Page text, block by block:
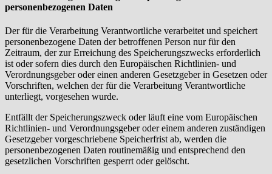
personenbezogenen Daten
Der für die Verarbeitung Verantwortliche verarbeitet und speichert
personenbezogene Daten der betroffenen Person nur für den
Zeitraum, der zur Erreichung des Speicherungszwecks erforderlich
ist oder sofern dies durch den Europäischen Richtlinien- und
Verordnungsgeber oder einen anderen Gesetzgeber in Gesetzen oder
Vorschriften, welchen der für die Verarbeitung Verantwortliche
unterliegt, vorgesehen wurde.
Entfällt der Speicherungszweck oder läuft eine vom Europäischen
Richtlinien- und Verordnungsgeber oder einem anderen zuständigen
Gesetzgeber vorgeschriebene Speicherfrist ab, werden die
personenbezogenen Daten routinemäßig und entsprechend den
gesetzlichen Vorschriften gesperrt oder gelöscht.